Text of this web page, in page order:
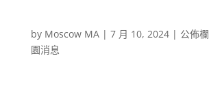
by Moscow MA| 7 月 10, 2024| 公佈欄
園消息